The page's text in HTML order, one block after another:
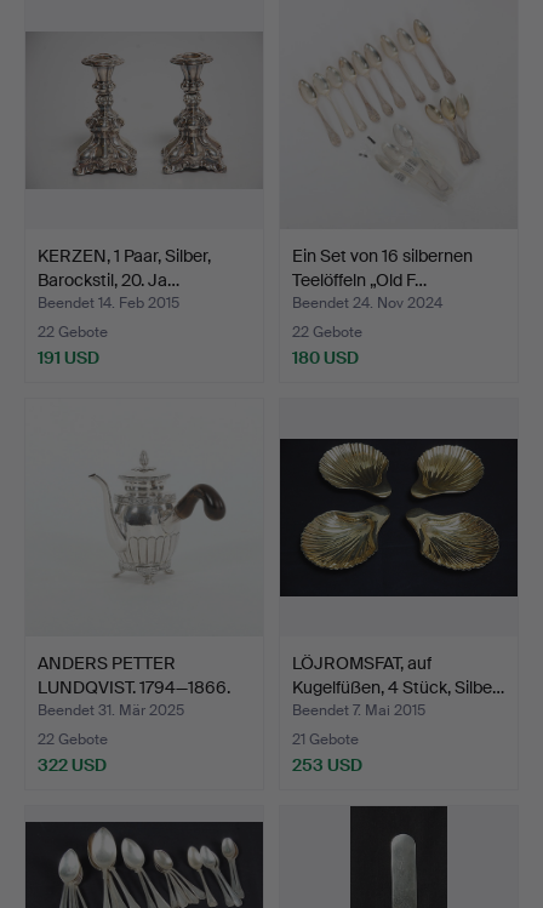
KERZEN, 1 Paar, Silber,
Barockstil, 20. Ja…
Beendet 14. Feb 2015
22 Gebote
191 USD
Ein Set von 16 silbernen
Teelöffeln „Old F…
Beendet 24. Nov 2024
22 Gebote
180 USD
ANDERS PETTER
LUNDQVIST. 1794—1866.
Teekan…
Beendet 31. Mär 2025
22 Gebote
322 USD
LÖJROMSFAT, auf
Kugelfüßen, 4 Stück, Silbe…
Beendet 7. Mai 2015
21 Gebote
253 USD